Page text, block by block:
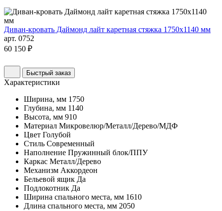
Диван-кровать Даймонд лайт каретная стяжка 1750х1140 мм
арт. 0752
60 150 ₽
Быстрый заказ
Характеристики
Ширина, мм 1750
Глубина, мм 1140
Высота, мм 910
Материал Микровелюр/Металл/Дерево/МДФ
Цвет Голубой
Стиль Современный
Наполнение Пружинный блок/ППУ
Каркас Металл/Дерево
Механизм Аккордеон
Бельевой ящик Да
Подлокотник Да
Ширина спального места, мм 1610
Длина спального места, мм 2050